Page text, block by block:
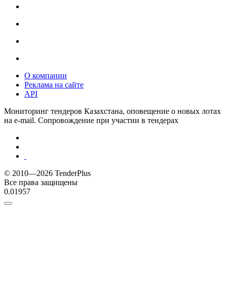
О компании
Реклама на сайте
API
Мониторинг тендеров Казахстана, оповещение о новых лотах
на e-mail. Сопровождение при участии в тендерах
© 2010—2026 TenderPlus
Все права защищены
0.01957